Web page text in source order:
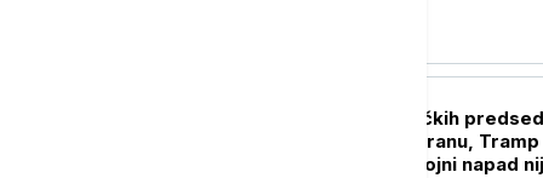
Generacije američkih
"lomile zube" na Iranu, Tramp
poslednji: Zašto vojni napad